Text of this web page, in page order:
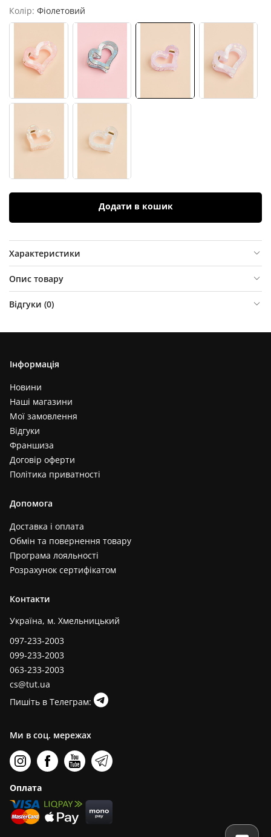
Колір: Фіолетовий
Додати в кошик
Характеристики
Опис товару
Відгуки (0)
Інформація
Новини
Наші магазини
Мої замовлення
Відгуки
Франшиза
Договір оферти
Політика приватності
Допомога
Доставка і оплата
Обмін та повернення товару
Програма лояльності
Розрахунок сертифікатом
Контакти
Україна, м. Хмельницький
097-233-2003
099-233-2003
063-233-2003
cs@tut.ua
Пишіть в Телеграм:
Ми в соц. мережах
Оплата